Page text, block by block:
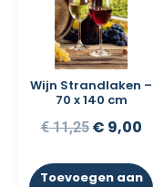
Wijn Strandlaken –
70 x 140 cm
€11,25 € 9,00
Toevoegen aan